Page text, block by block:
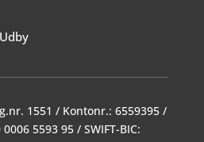
1551 / Kontonr.: 6559395 /
5593 95 / SWIFT-BIC: